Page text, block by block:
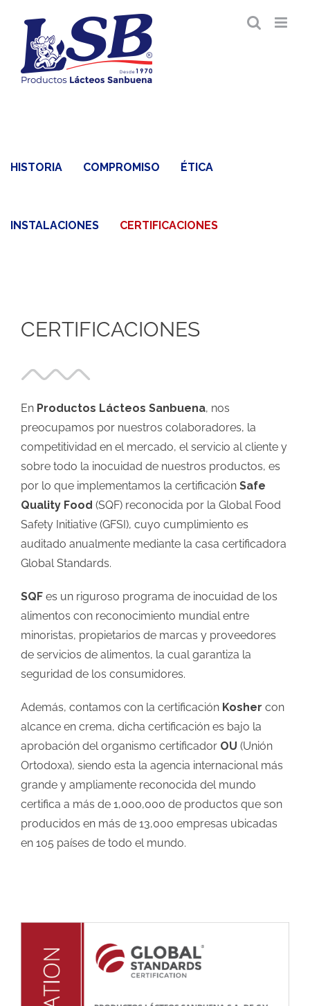
contenido
HISTORIA COMPROMISO ÉTICA
INSTALACIONES CERTIFICACIONES
CERTIFICACIONES
En Productos Lácteos Sanbuena, nos
preocupamos por nuestros colaboradores, la
competitividad en el mercado, el servicio al cliente y
sobre todo la inocuidad de nuestros productos, es
por lo que implementamos la certificación Safe
Quality Food (SQF) reconocida por la Global Food
Safety Initiative (GFSI), cuyo cumplimiento es
auditado anualmente mediante la casa certificadora
Global Standards.
SQF es un riguroso programa de inocuidad de los
alimentos con reconocimiento mundial entre
minoristas, propietarios de marcas y proveedores
de servicios de alimentos, la cual garantiza la
seguridad de los consumidores.
Además, contamos con la certificación Kosher con
alcance en crema, dicha certificación es bajo la
aprobación del organismo certificador OU (Unión
Ortodoxa), siendo esta la agencia internacional más
grande y ampliamente reconocida del mundo
certifica a más de 1,000,000 de productos que son
producidos en más de 13,000 empresas ubicadas
en 105 países de todo el mundo.